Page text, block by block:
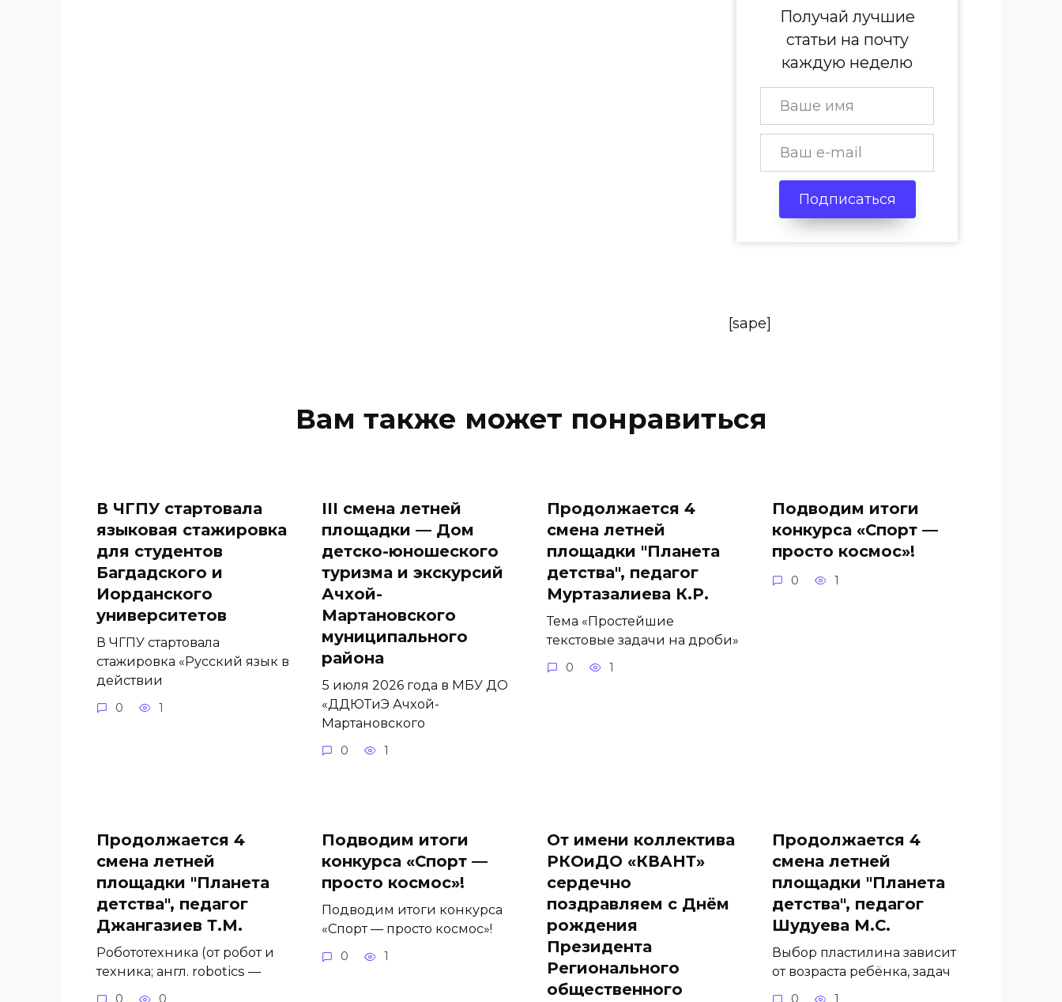
Получай лучшие
статьи на почту
каждую неделю
Подписаться
[sape]
Вам также может понравиться
В ЧГПУ стартовала
языковая стажировка
для студентов
Багдадского и
Иорданского
университетов
В ЧГПУ стартовала
стажировка «Русский язык в
действии
0 1
III смена летней
площадки — Дом
детско-юношеского
туризма и экскурсий
Ачхой-
Мартановского
муниципального
района
5 июля 2026 года в МБУ ДО
«ДДЮТиЭ Ачхой-
Мартановского
0 1
Продолжается 4
смена летней
площадки "Планета
детства", педагог
Муртазалиева К.Р.
Тема «Простейшие
текстовые задачи на дроби»
0 1
Подводим итоги
конкурса «Спорт —
просто космос»!
0 1
Продолжается 4
смена летней
площадки "Планета
детства", педагог
Джангазиев Т.М.
Робототехника (от робот и
техника; англ. robotics —
0 0
Подводим итоги
конкурса «Спорт —
просто космос»!
Подводим итоги конкурса
«Спорт — просто космос»!
0 1
От имени коллектива
РКОиДО «КВАНТ»
сердечно
поздравляем с Днём
рождения
Президента
Регионального
общественного
Продолжается 4
смена летней
площадки "Планета
детства", педагог
Шудуева М.С.
Выбор пластилина зависит
от возраста ребёнка, задач
0 1